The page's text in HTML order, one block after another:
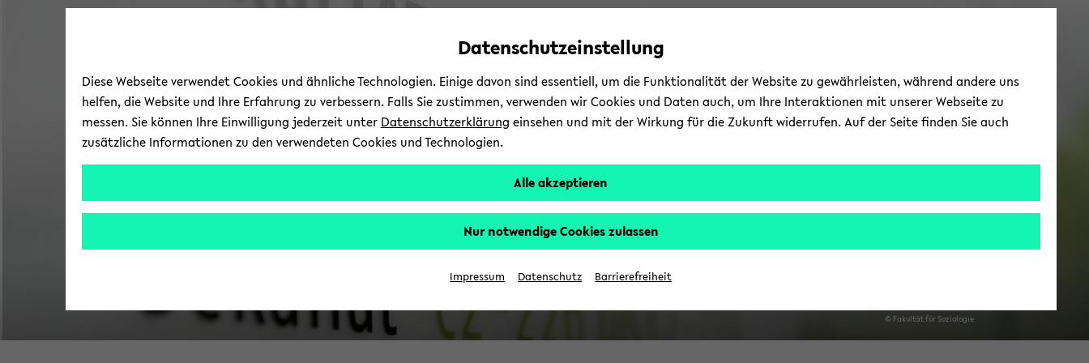
Automatische
vermeiden
zum
wechseln
zum
wechseln
zum
wechseln
schaft
© Fa­kul­tät für So­zio­lo­gie
Datenschutzeinstellung
Diese Webseite verwendet Cookies und ähnliche Technologien. Einige davon sind essentiell, um die Funktionalität der Website zu gewährleisten, während andere uns
helfen, die Website und Ihre Erfahrung zu verbessern. Falls Sie zustimmen, verwenden wir Cookies und Daten auch, um Ihre Interaktionen mit unserer Webseite zu
messen. Sie können Ihre Einwilligung jederzeit unter Datenschutzerklärung einsehen und mit der Wirkung für die Zukunft widerrufen. Auf der Seite finden Sie auch
zusätzliche Informationen zu den verwendeten Cookies und Technologien.
Alle akzeptieren
Nur notwendige Cookies zulassen
Impressum Datenschutz Barrierefreiheit